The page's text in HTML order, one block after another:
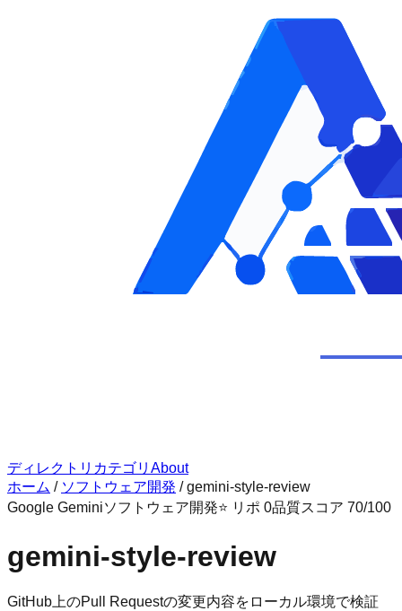
ディレクトリ カテゴリ About
ホーム / ソフトウェア開発 /gemini-style-review
Google Geminiソフトウェア開発⭐ リポ 0品質スコア 70/100
gemini-style-review
GitHub上のPull Requestの変更内容をローカル環境で検証